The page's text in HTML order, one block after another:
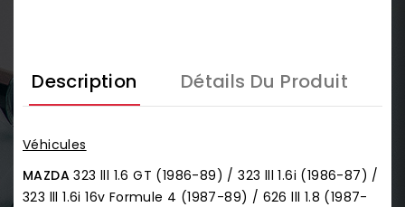
Description Détails Du Produit
Véhicules
MAZDA323 lll 1.6 GT (1986-89) / 323 lll 1.6i (1986-87) /
323 lll 1.6i 16v Formule 4 (1987-89) / 626 lll 1.8 (1987-